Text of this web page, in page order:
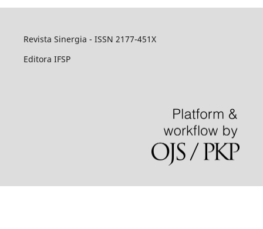
Revista Sinergia - ISSN 2177-451X
Editora IFSP